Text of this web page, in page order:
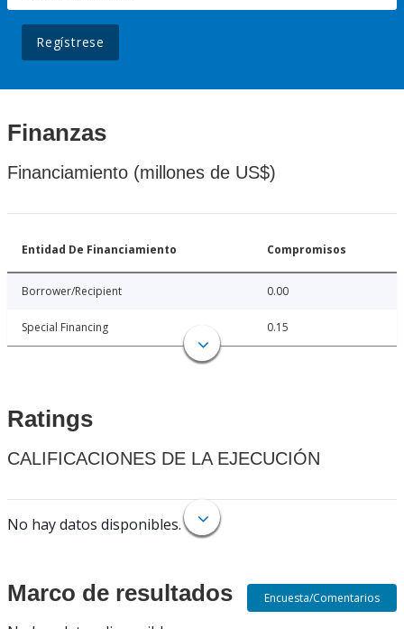
Regístrese
Finanzas
Financiamiento (millones de US$)
Entidad De Financiamiento Compromisos
Borrower/Recipient 0.00
Special Financing 0.15
Ratings
CALIFICACIONES DE LA EJECUCIÓN
No hay datos disponibles.
Marco de resultados Encuesta/Comentarios